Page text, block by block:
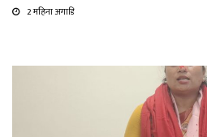
2 महिना अगाडि